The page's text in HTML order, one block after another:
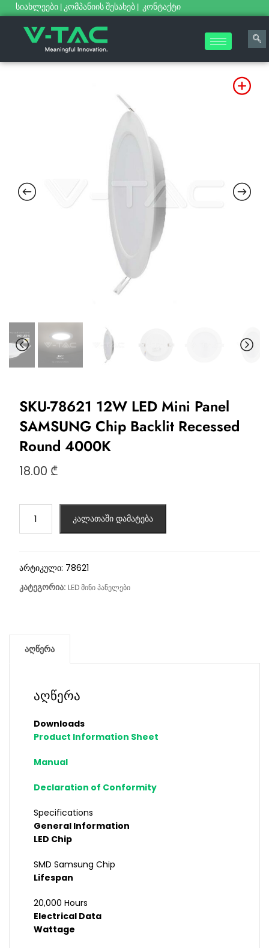
სიახლეები | კომპანიის შესახებ | კონტაქტი
SKU-78621 12W LED Mini Panel
SAMSUNG Chip Backlit Recessed
Round 4000K
18.00 ₾
კალათაში დამატება
არტიკული: 78621
კატეგორია: LED მინი პანელები
აღწერა
აღწერა
Downloads
Product Information Sheet
Manual
Declaration of Conformity
Specifications
General Information
LED Chip
SMD Samsung Chip
Lifespan
20,000 Hours
Electrical Data
Wattage